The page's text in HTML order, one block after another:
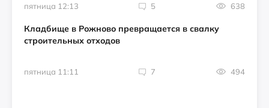
пятница 12:13 5 638
Кладбище в Рожново превращается в свалку
строительных отходов
пятница 11:11 7 494